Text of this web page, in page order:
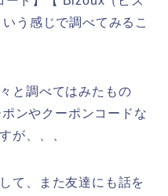
う感じで調べてみるこ
と調べてはみたもの
ンやクーポンコードな
が、、、
て、また友達にも話を